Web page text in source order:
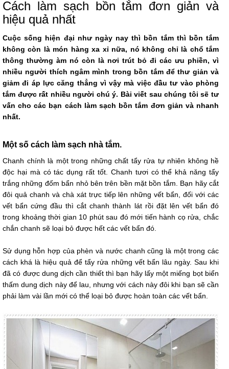
Cách làm sạch bồn tắm đơn giản và
hiệu quả nhất
Cuộc sống hiện đại như ngày nay thì bồn tắm thì bồn tắm
không còn là món hàng xa xỉ nữa, nó không chỉ là chổ tắm
thông thường àm nó còn là nơi trút bỏ đi các ưu phiền, vì
nhiều người thích ngâm mình trong bồn tắm để thư giản và
giảm đi áp lực căng thẳng vì vậy mà việc đầu tư vào phòng
tắm được rất nhiều người chú ý. Bài viết sau chúng tôi sẽ tư
vấn cho các bạn cách làm sạch bồn tắm đơn giản và nhanh
nhất.
Một số cách làm sạch nhà tắm.
Chanh chính là một trong những chất tẩy rửa tự nhiên không hề
độc hại mà có tác dụng rất tốt. Chanh tươi có thể khả năng tẩy
trắng những đốm bẩn nhỏ bên trên bền mặt bồn tắm. Bạn hãy cắt
đôi quả chanh và chà xát trực tiếp lên những vết bẩn, đối với các
vết bẩn cứng đầu thì cắt chanh thành lát rồi đặt lên vết bẩn đó
trong khoảng thời gian 10 phút sau đó mới tiến hành cọ rửa, chắc
chắn chanh sẽ loại bỏ được hết các vết bẩn đó.
Sử dụng hỗn hợp của phèn và nước chanh cũng là một trong các
cách khá là hiệu quả để tẩy rửa những vết bẩn lâu ngày. Sau khi
đã có được dung dịch cần thiết thì bạn hãy lấy một miếng bọt biển
thấm dung dịch này để lau, nhưng với cách này đôi khi bạn sẽ cần
phải làm vài lần mới có thể loại bỏ được hoàn toàn các vết bẩn.